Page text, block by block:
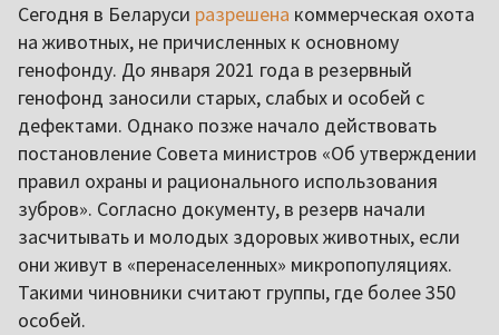
Сегодня в Беларуси разрешена коммерческая охота
на животных, не причисленных к основному
генофонду. До января 2021 года в резервный
генофонд заносили старых, слабых и особей с
дефектами. Однако позже начало действовать
постановление Совета министров «Об утверждении
правил охраны и рационального использования
зубров». Согласно документу, в резерв начали
засчитывать и молодых здоровых животных, если
они живут в «перенаселенных» микропопуляциях.
Такими чиновники считают группы, где более 350
особей.